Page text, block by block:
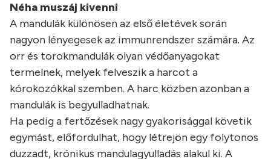
Néha muszáj kivenni
A mandulák különösen az első életévek során
nagyon lényegesek az immunrendszer számára. Az
orr és torokmandulák olyan védőanyagokat
termelnek, melyek felveszik a harcot a
kórokozókkal szemben. A harc közben azonban a
mandulák is begyulladhatnak.
Ha pedig a fertőzések nagy gyakorisággal követik
egymást, előfordulhat, hogy létrejön egy folytonos
duzzadt, krónikus mandulagyulladás alakul ki. A